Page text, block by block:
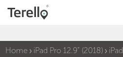
Home
iPad Pro 12.9” (2018)